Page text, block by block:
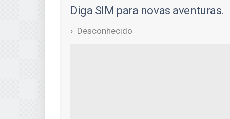
Diga SIM para novas aventuras.
Desconhecido